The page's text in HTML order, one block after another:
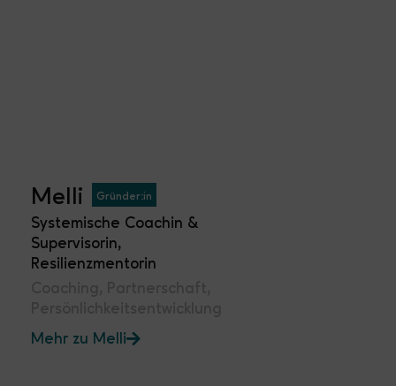
Melli Gründer:in
Systemische Coachin &
Supervisorin,
Resilienzmentorin
Mehr zu Melli